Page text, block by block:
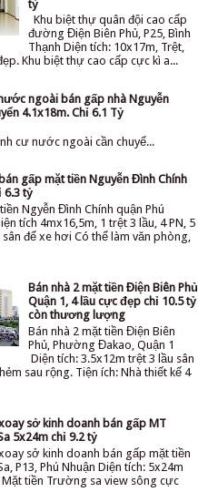
tỷ
Khu biệt thự quân đội cao cấp
đường Điện Biên Phủ, P25, Bình
Thạnh Diện tích: 10x17m, Trệt,
Khu biệt thự cao cấp cực kì a...
ngoài bán gấp nhà Nguyễn
4.1x18m. Chỉ 6.1 Tỷ
nước ngoài cần chuyể...
gấp mặt tiền Nguyễn Đình Chính
6.3 tỷ
Ngyễn Đình Chính quận Phú
tích 4mx16,5m, 1 trệt 3 lầu, 4 PN, 5
để xe hơi Có thể làm văn phòng,
Bán nhà 2 mặt tiền Điện Biên Phủ
Quận 1, 4 lầu cực đẹp chỉ 10.5 tỷ
còn thương lượng
Bán nhà 2 mặt tiền Điện Biên
Phủ, Phường Đakao, Quận 1
Diện tích: 3.5x12m trệt 3 lầu sân
sau rộng. Tiện ích: Nhà thiết kế 4
sở kinh doanh bán gấp MT
5x24m chỉ 9.2 tỷ
sở kinh doanh bán gấp mặt tiền
P13, Phú Nhuận Diện tích: 5x24m
tiền Trường sa view sông cực